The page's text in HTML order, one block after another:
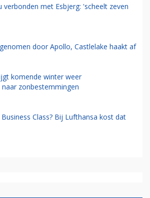
verbonden met Esbjerg: 'scheelt zeven
door Apollo, Castlelake haakt af
komende winter weer
zonbestemmingen
Class? Bij Lufthansa kost dat